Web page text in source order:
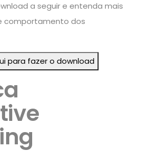
a seguir e entenda mais
comportamento dos
para fazer o download